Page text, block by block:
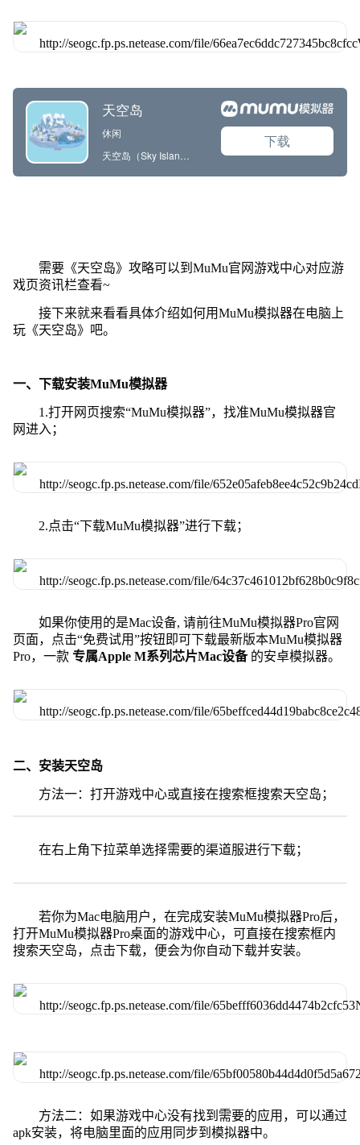
需要《天空岛》攻略可以到MuMu官网游戏中心对应游
戏页资讯栏查看~
接下来就来看看具体介绍如何用MuMu模拟器在电脑上
玩《天空岛》吧。
一、下载安装MuMu模拟器
1.打开网页搜索“MuMu模拟器”，找准MuMu模拟器官
网进入；
2.点击“下载MuMu模拟器”进行下载；
如果你使用的是Mac设备, 请前往MuMu模拟器Pro官网
页面，点击“免费试用”按钮即可下载最新版本MuMu模拟器
Pro，一款 专属Apple M系列芯片Mac设备 的安卓模拟器。
二、安装天空岛
方法一：打开游戏中心或直接在搜索框搜索天空岛；
在右上角下拉菜单选择需要的渠道服进行下载；
若你为Mac电脑用户，在完成安装MuMu模拟器Pro后，
打开MuMu模拟器Pro桌面的游戏中心，可直接在搜索框内
搜索天空岛，点击下载，便会为你自动下载并安装。
方法二：如果游戏中心没有找到需要的应用，可以通过
apk安装，将电脑里面的应用同步到模拟器中。